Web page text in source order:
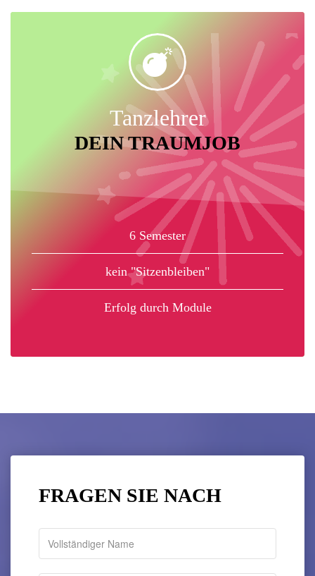
Tanzlehrer
DEIN TRAUMJOB
6 Semester
kein "Sitzenbleiben"
Erfolg durch Module
FRAGEN SIE NACH